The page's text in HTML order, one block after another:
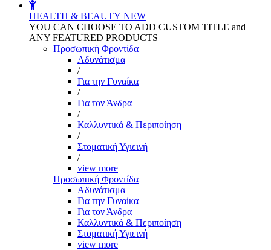
HEALTH & BEAUTY NEW
YOU CAN CHOOSE TO ADD CUSTOM TITLE and
ANY FEATURED PRODUCTS
Προσωπική Φροντίδα
Αδυνάτισμα
/
Για την Γυναίκα
/
Για τον Άνδρα
/
Καλλυντικά & Περιποίηση
/
Στοματική Υγιεινή
/
view more
Προσωπική Φροντίδα
Αδυνάτισμα
Για την Γυναίκα
Για τον Άνδρα
Καλλυντικά & Περιποίηση
Στοματική Υγιεινή
view more